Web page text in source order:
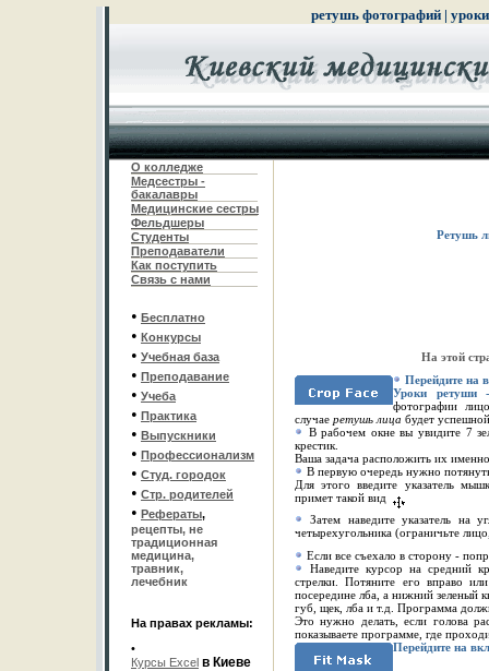
ретушь фотографий |
О колледже
Медсестры -
бакалавры
Медицинские сестры
Фельдшеры
Студенты
Преподаватели
Как поступить
Связь с нами
• Бесплатно
• Конкурсы
• Учебная база
• Преподавание
• Учеба
• Практика
• Выпускники
• Профессионализм
• Студ. городок
• Стр. родителей
• Рефераты,
рецепты, не
традиционная
медицина,
травник,
лечебник
На правах рекламы:
•
Курсы Excel в Киеве
Ретушь
На этой
Перейдите на
Уроки ретуши-
фотографии
случае ретушь лица будет
В рабочем окне вы увидите 7
крестик.
Ваша задача расположить их
В первую очередь нужно
Для этого введите указатель
примет такой вид
Затем наведите указатель на
четырехугольника (ограничьте
Если все съехало в сторону -
Наведите курсор на средний
стрелки. Потяните его вправо
посередине лба, а нижний зеленый
губ, щек, лба и т.д. Программа
Это нужно делать, если голова
показываете программе, где
Перейдите на